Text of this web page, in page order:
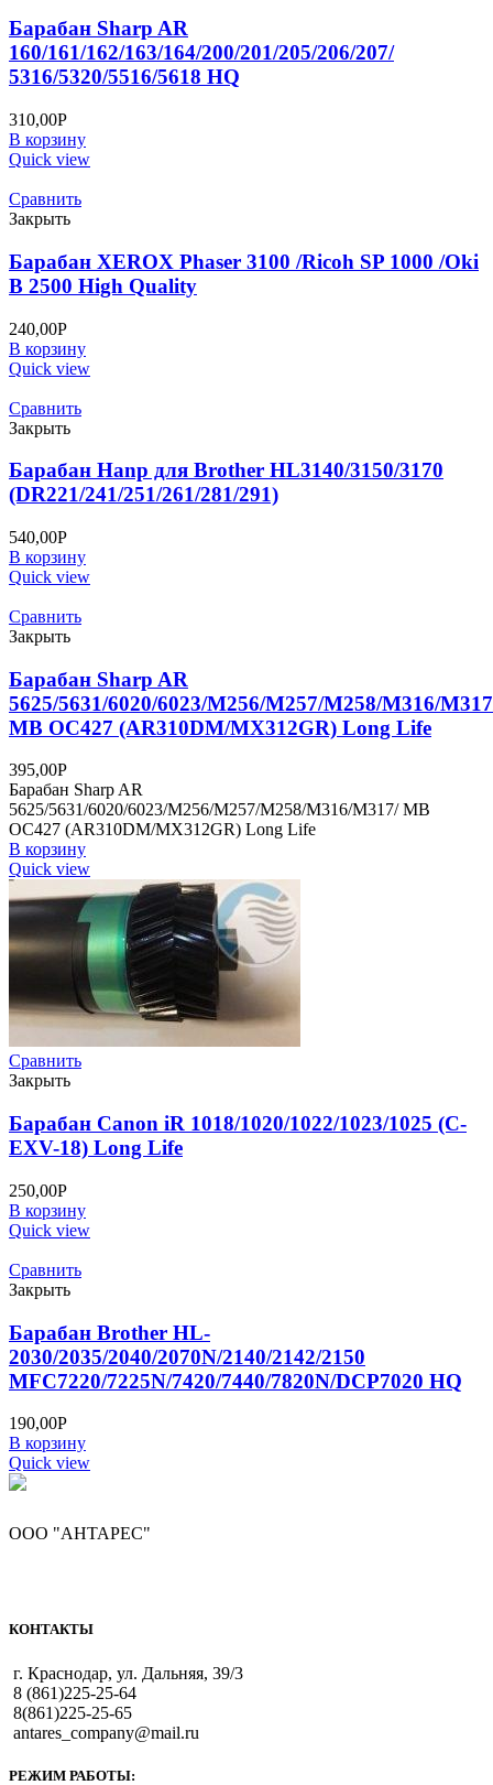
Барабан Sharp AR
160/161/162/163/164/200/201/205/206/207/
5316/5320/5516/5618 HQ
310,00Р
В корзину
Quick view
Сравнить
Закрыть
Барабан XEROX Phaser 3100 /Ricoh SP 1000 /Oki
B 2500 High Quality
240,00Р
В корзину
Quick view
Сравнить
Закрыть
Барабан Hanp для Brother HL3140/3150/3170
(DR221/241/251/261/281/291)
540,00Р
В корзину
Quick view
Сравнить
Закрыть
Барабан Sharp AR
5625/5631/6020/6023/M256/M257/M258/M316/
MB OC427 (AR310DM/MX312GR) Long Life
395,00Р
Барабан Sharp AR
5625/5631/6020/6023/M256/M257/M258/M316/M317/ MB
OC427 (AR310DM/MX312GR) Long Life
В корзину
Quick view
Сравнить
Закрыть
Барабан Canon iR 1018/1020/1022/1023/1025 (C-
EXV-18) Long Life
250,00Р
В корзину
Quick view
Сравнить
Закрыть
Барабан Brother HL-
2030/2035/2040/2070N/2140/2142/2150
MFC7220/7225N/7420/7440/7820N/DCP7020 HQ
190,00Р
В корзину
Quick view
ООО "АНТАРЕС"
КОНТАКТЫ
г. Краснодар, ул. Дальняя, 39/3
8 (861)225-25-64
8(861)225-25-65
antares_company@mail.ru
РЕЖИМ РАБОТЫ: